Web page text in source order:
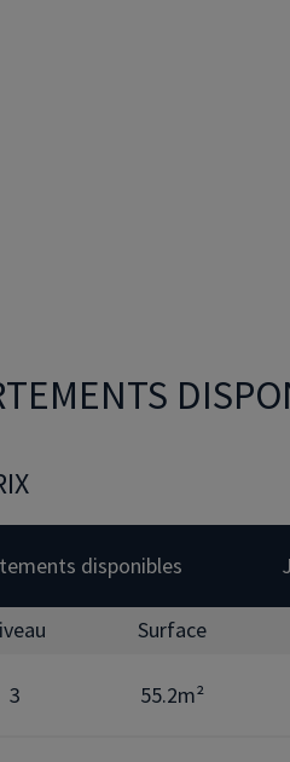
disponibles
Surface
3 55.2m²